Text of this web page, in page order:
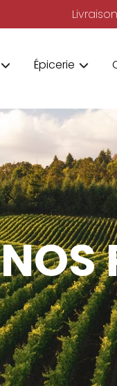
Épicerie
NOS